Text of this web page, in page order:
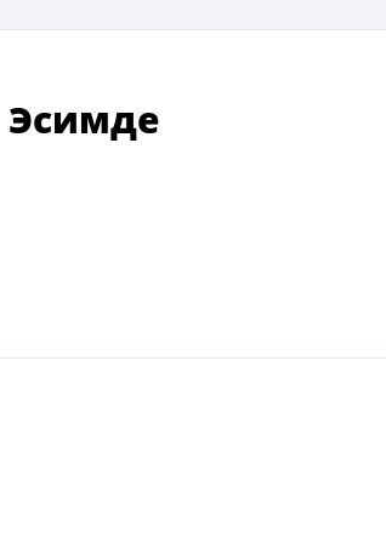
Эсимде